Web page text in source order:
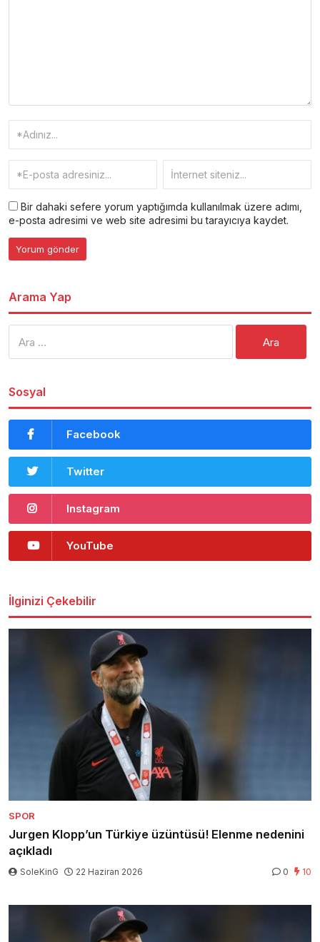
Bir dahaki sefere yorum yaptığımda kullanılmak üzere adımı,
e-posta adresimi ve web site adresimi bu tarayıcıya kaydet.
Arama Yap
Sosyal
Facebook
Twitter
Instagram
YouTube
İlginizi Çekebilir
SPOR
Jurgen Klopp’un Türkiye üzüntüsü! Elenme nedenini
açıkladı
SoleKinG 22 Haziran 2026 0 10